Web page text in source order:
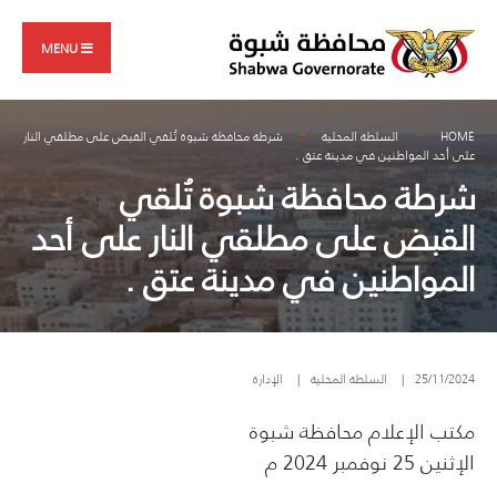
content
MENU
HOME السلطة المحلية
شرطة محافظة شبوة تُلقي القبض على مطلقي النار
على أحد المواطنين في مدينة عتق .
شرطة محافظة شبوة تُلقي
القبض على مطلقي النار على أحد
المواطنين في مدينة عتق .
25/11/2024
| السلطة المحلية | الإدارة
مكتب الإعلام محافظة شبوة
الإثنين 25 نوفمبر 2024 م
for: